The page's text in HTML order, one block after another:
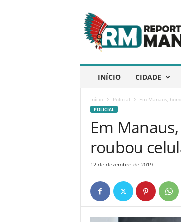
e
p
ó
INÍCIO CIDADE
Início Policial Em Manaus,
POLICIAL
Em
roubou
12 de dezembro de 2019